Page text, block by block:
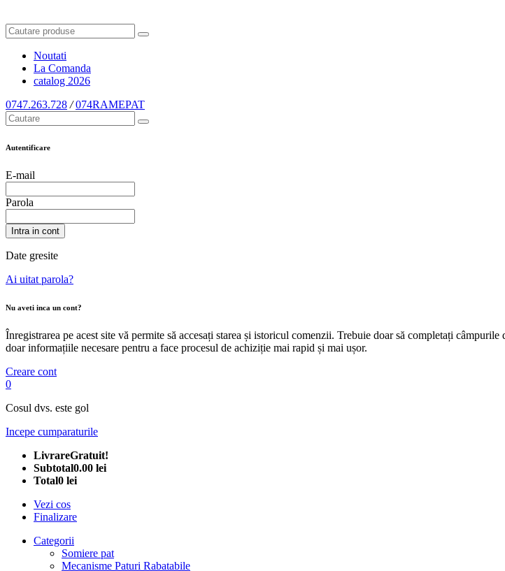
Noutati
La Comanda
catalog 2026
0747.263.728 / 074RAMEPAT
Autentificare
E-mail
Parola
Intra in cont
Date gresite
Ai uitat parola?
Nu aveti inca un cont?
Înregistrarea pe acest site vă permite să accesați starea și istoricul comenzii. Trebuie doar să completați
doar informațiile necesare pentru a face procesul de achiziție mai rapid și mai ușor.
Creare cont
0
Cosul dvs. este gol
Incepe cumparaturile
LivrareGratuit!
Subtotal0.00 lei
Total0 lei
Vezi cos
Finalizare
Categorii
Somiere pat
Mecanisme Paturi Rabatabile